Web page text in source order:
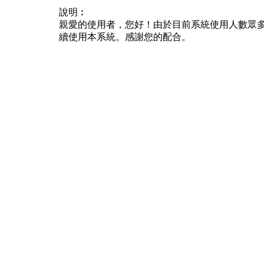
說明︰
親愛的使用者，您好！由於目前系統使用人數眾
續使用本系統。感謝您的配合。